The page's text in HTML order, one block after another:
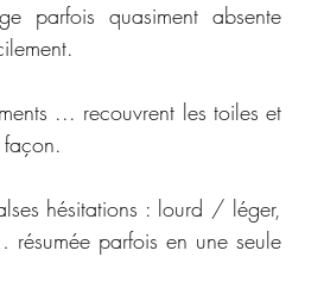
parfois quasiment absente
... recouvrent les toiles et
hésitations : lourd / léger,
parfois en une seule